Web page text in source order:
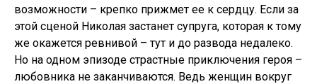
возможности – крепко прижмет ее к сердцу. Если за
этой сценой Николая застанет супруга, которая к тому
же окажется ревнивой – тут и до развода недалеко.
Но на одном эпизоде страстные приключения героя –
любовника не заканчиваются. Ведь женщин вокруг